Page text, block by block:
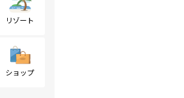
リゾート
ショップ